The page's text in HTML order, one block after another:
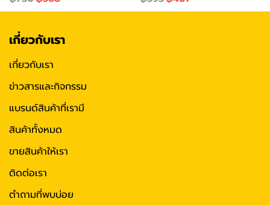
เกี่ยวกับเรา
เกี่ยวกับเรา
ข่าวสารและกิจกรรม
แบรนด์สินค้าที่เรามี
สินค้าทั้งหมด
ขายสินค้าให้เรา
ติดต่อเรา
ตำถามที่พบบ่อย